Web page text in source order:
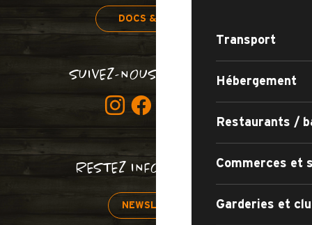
Transport
Hébergement
Restaurants /
Commerces et
Garderies et
DOCS & PLANS
SUIVEZ-NOUS BON SANG !
RESTEZ INFORMÉS !
NEWSLETTER